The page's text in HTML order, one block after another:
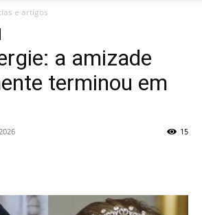
e artigos
a amizade
terminou em
15